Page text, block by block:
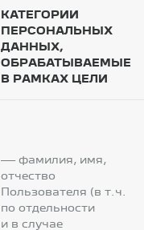
КАТЕГОРИИ
ПЕРСОНАЛЬНЫХ
ДАННЫХ,
ОБРАБАТЫВАЕМЫЕ
В РАМКАХ ЦЕЛИ
— фамилия, имя,
отчество
Пользователя (в т.ч.
по отдельности
и в случае